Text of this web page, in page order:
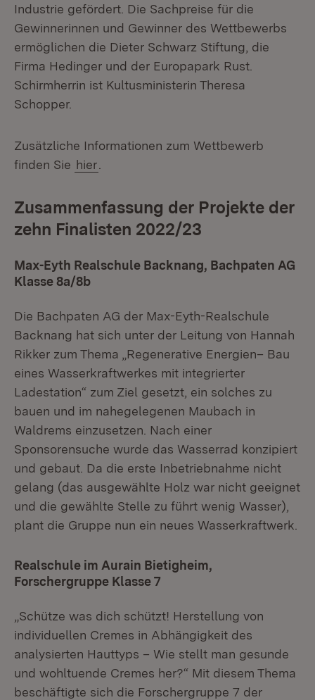
Industrie gefördert. Die Sachpreise für die
Gewinnerinnen und Gewinner des Wettbewerbs
ermöglichen die Dieter Schwarz Stiftung, die
Firma Hedinger und der Europapark Rust.
Schirmherrin ist Kultusministerin Theresa
Schopper.
Zusätzliche Informationen zum Wettbewerb
finden Sie hier
Zusammenfassung der Projekte der
zehn Finalisten 2022/23
Max-Eyth Realschule Backnang, Bachpaten AG
Klasse 8a/8b
Die Bachpaten AG der Max-Eyth-Realschule
Backnang hat sich unter der Leitung von Hannah
Rikker zum Thema „Regenerative Energien– Bau
eines Wasserkraftwerkes mit integrierter
Ladestation“ zum Ziel gesetzt, ein solches zu
bauen und im nahegelegenen Maubach in
Waldrems einzusetzen. Nach einer
Sponsorensuche wurde das Wasserrad konzipiert
und gebaut. Da die erste Inbetriebnahme nicht
gelang (das ausgewählte Holz war nicht geeignet
und die gewählte Stelle zu führt wenig Wasser),
plant die Gruppe nun ein neues Wasserkraftwerk.
Realschule im Aurain Bietigheim,
Forschergruppe Klasse 7
„Schütze was dich schützt! Herstellung von
individuellen Cremes in Abhängigkeit des
analysierten Hauttyps – Wie stellt man gesunde
und wohltuende Cremes her?“ Mit diesem Thema
beschäftigte sich die Forschergruppe 7 der